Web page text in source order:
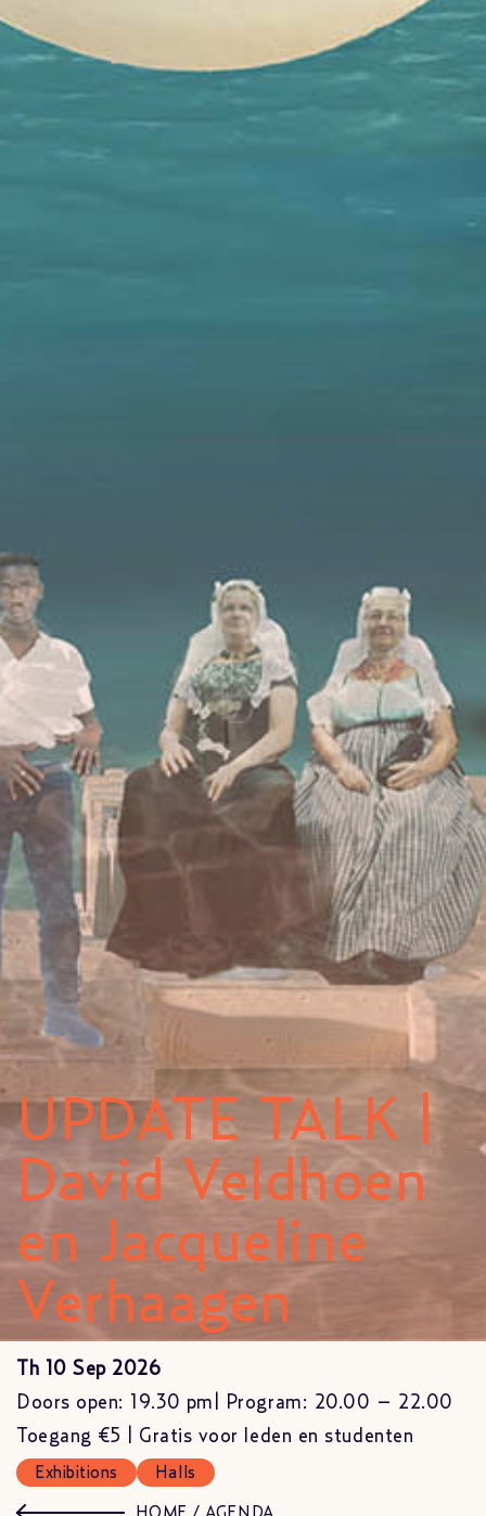
UPDATE TALK |
David Veldhoen
en Jacqueline
Verhaagen
Th 10 Sep 2026
Doors open: 19.30 pm| Program: 20.00 – 22.00
Toegang €5 | Gratis voor leden en studenten
Exhibitions Halls
HOME / AGENDA